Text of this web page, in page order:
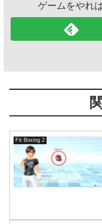
ゲームをやれ
Fit Boxing 2